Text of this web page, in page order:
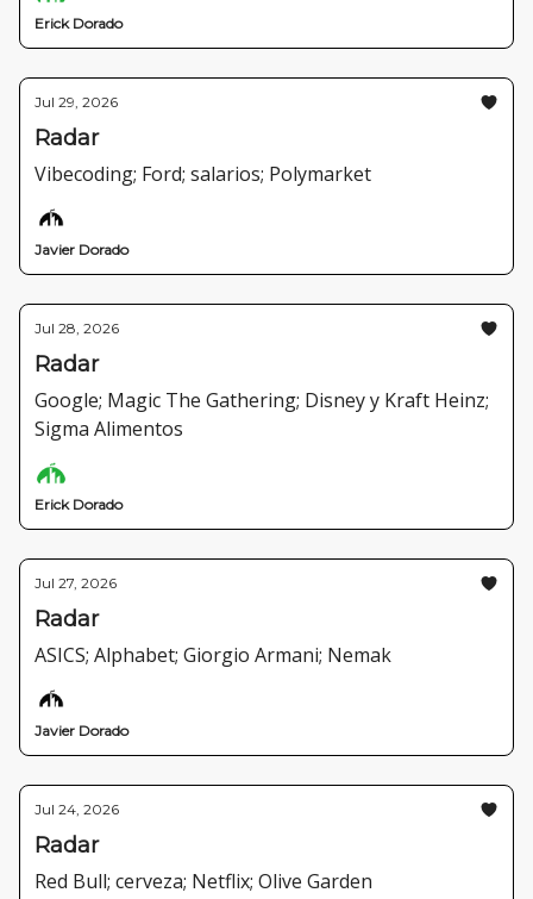
Erick Dorado
Jul 29, 2026
Radar
Vibecoding; Ford; salarios; Polymarket
Javier Dorado
Jul 28, 2026
Radar
Google; Magic The Gathering; Disney y Kraft Heinz;
Sigma Alimentos
Erick Dorado
Jul 27, 2026
Radar
ASICS; Alphabet; Giorgio Armani; Nemak
Javier Dorado
Jul 24, 2026
Radar
Red Bull; cerveza; Netflix; Olive Garden